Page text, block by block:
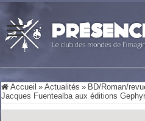
Accueil » Actualités » BD/Roman/
Jacques Fuentealba aux éditions